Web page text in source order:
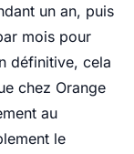
un an, puis
mois pour
définitive, cela
chez Orange
au
le